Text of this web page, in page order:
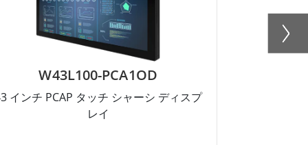
W43L100-PCA1OD
インチ PCAP タッチ シャーシ ディスプ
レイ